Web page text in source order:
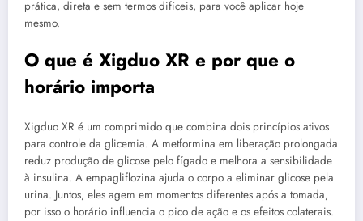
prática, direta e sem termos difíceis, para você aplicar hoje
mesmo.
O que é Xigduo XR e por que o
horário importa
Xigduo XR é um comprimido que combina dois princípios ativos
para controle da glicemia. A metformina em liberação prolongada
reduz produção de glicose pelo fígado e melhora a sensibilidade
à insulina. A empagliflozina ajuda o corpo a eliminar glicose pela
urina. Juntos, eles agem em momentos diferentes após a tomada,
por isso o horário influencia o pico de ação e os efeitos colaterais.